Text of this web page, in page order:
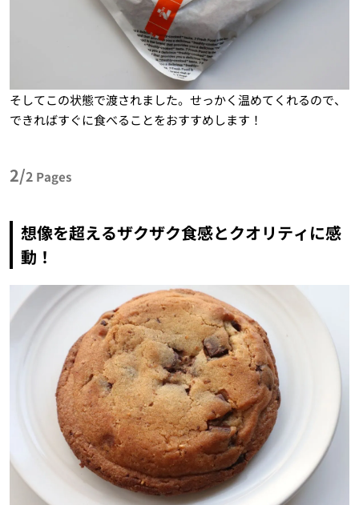
そしてこの状態で渡されました。せっかく温めてくれるので、
できればすぐに食べることをおすすめします！
2/2 Pages
想像を超えるザクザク食感とクオリティに感
動！